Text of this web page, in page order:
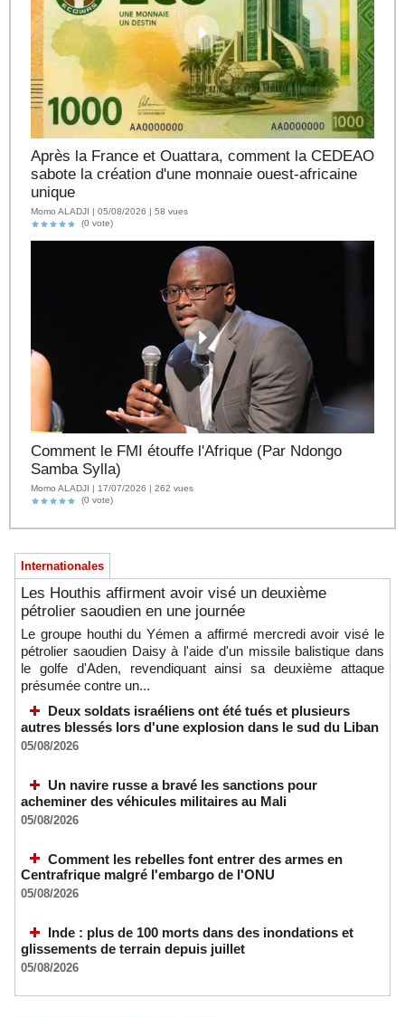
Après la France et Ouattara, comment la CEDEAO
sabote la création d'une monnaie ouest-africaine
unique
Momo ALADJI | 05/08/2026 | 58 vues
(0 vote)
Comment le FMI étouffe l'Afrique (Par Ndongo
Samba Sylla)
Momo ALADJI | 17/07/2026 | 262 vues
(0 vote)
Internationales
Les Houthis affirment avoir visé un deuxième
pétrolier saoudien en une journée
Le groupe houthi du Yémen a affirmé mercredi avoir visé le
pétrolier saoudien Daisy à l'aide d'un missile balistique dans
le golfe d'Aden, revendiquant ainsi sa deuxième attaque
présumée contre un...
Deux soldats israéliens ont été tués et plusieurs
autres blessés lors d'une explosion dans le sud du Liban
05/08/2026
Un navire russe a bravé les sanctions pour
acheminer des véhicules militaires au Mali
05/08/2026
Comment les rebelles font entrer des armes en
Centrafrique malgré l'embargo de l'ONU
05/08/2026
Inde : plus de 100 morts dans des inondations et
glissements de terrain depuis juillet
05/08/2026